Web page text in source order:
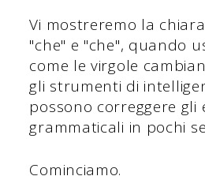
Vi mostreremo la
"che" e "che", quando
come le virgole
gli strumenti di
possono correggere gli
grammaticali in pochi
Cominciamo.